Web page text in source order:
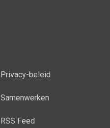
Privacy-beleid
Samenwerken
RSS Feed